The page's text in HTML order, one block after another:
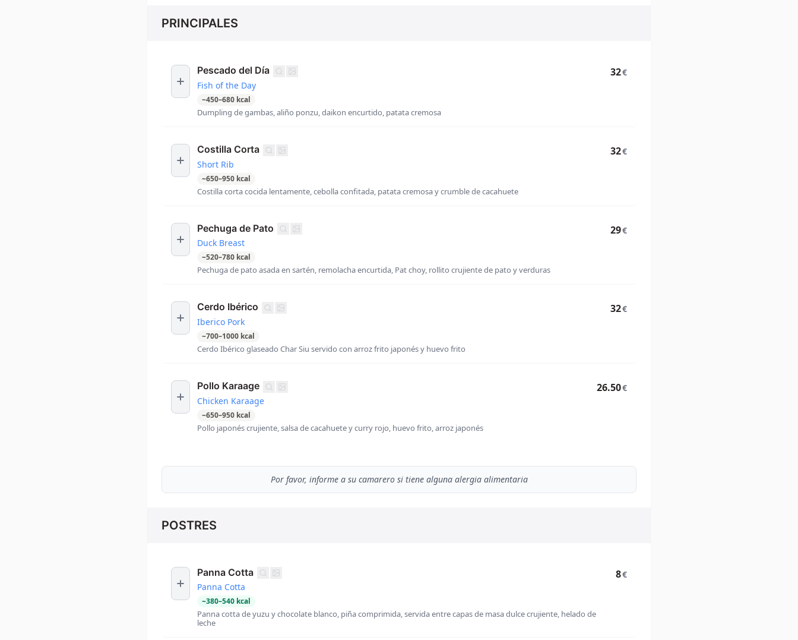
PRINCIPALES
Pescado del Día
Fish of the Day
~450–680 kcal
Dumpling de gambas, aliño ponzu, daikon encurtido, patata cremosa
32€
Costilla Corta
Short Rib
~650–950 kcal
Costilla corta cocida lentamente, cebolla confitada, patata cremosa y crumble de cacahuete
32€
Pechuga de Pato
Duck Breast
~520–780 kcal
Pechuga de pato asada en sartén, remolacha encurtida, Pat choy, rollito crujiente de pato y verduras
29€
Cerdo Ibérico
Iberico Pork
~700–1000 kcal
Cerdo Ibérico glaseado Char Siu servido con arroz frito japonés y huevo frito
32€
Pollo Karaage
Chicken Karaage
~650–950 kcal
Pollo japonés crujiente, salsa de cacahuete y curry rojo, huevo frito, arroz japonés
26.50€
Por favor, informe a su camarero si tiene alguna alergia alimentaria
POSTRES
Panna Cotta
Panna Cotta
~380–540 kcal
Panna cotta de yuzu y chocolate blanco, piña comprimida, servida entre capas de masa dulce crujiente, helado de
leche
8€